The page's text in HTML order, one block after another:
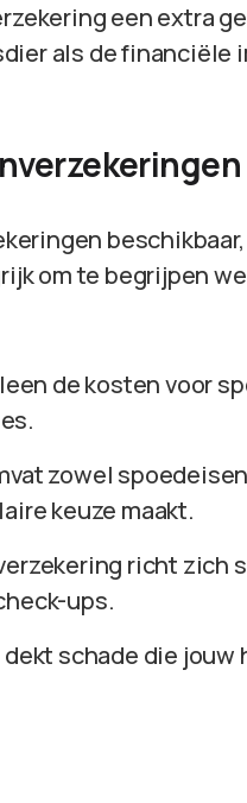
een extra
als de financiële
om te begrijpen
de kosten voor
zowel
keuze maakt.
richt zich
ups.
dekt schade die jouw